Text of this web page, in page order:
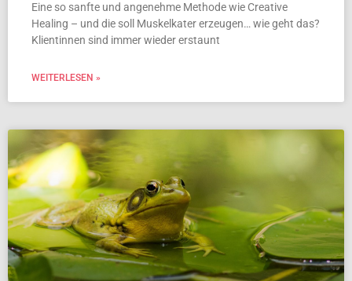
Eine so sanfte und angenehme Methode wie Creative
Healing – und die soll Muskelkater erzeugen… wie geht das?
Klientinnen sind immer wieder erstaunt
WEITERLESEN »